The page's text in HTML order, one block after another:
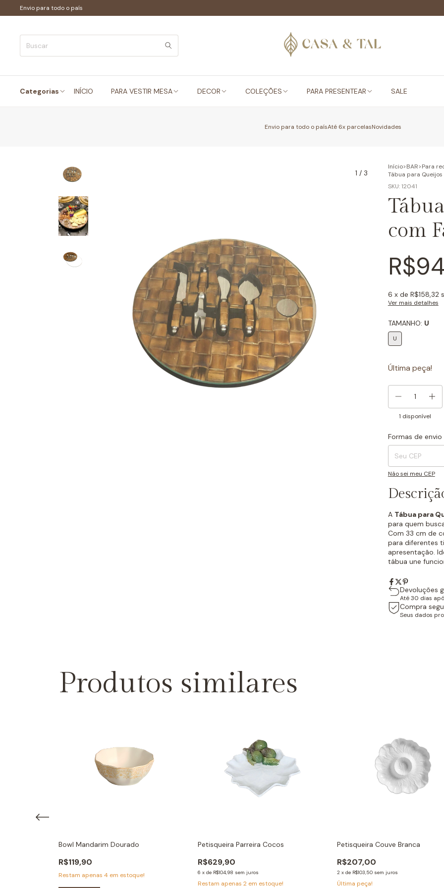
Envio para todo o país
Categorias INÍCIO PARA VESTIR MESA DECOR COLEÇÕES PARA PRESENTEAR SALE
Envio para todo o paísAté 6x parcelasNovidades
1 / 3
Início>BAR>Para
Tábua para Queijos
SKU:12041
com
6 x de R$158,32
Ver mais detalhes
TAMANHO: U
U
Última peça!
1 disponível
Entregas para o CEP:
Formas de envio
Não sei meu CEP
A Tábua para
para quem
Com 33 cm de
para diferentes
apresentação.
tábua une
Devoluções
Até 30 dias
Compra
Seus dados
Produtos similares
Bowl Mandarim Dourado
R$119,90
Restam apenas 4 em estoque!
Petisqueira Parreira Cocos
R$629,90
6 x de R$104,98 sem juros
Restam apenas 2 em estoque!
Petisqueira Couve Branca
R$207,00
2 x de R$103,50 sem juros
Última peça!